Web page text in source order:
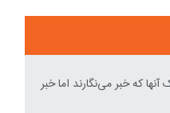
آنها که خبر می‌نگارند اما خبر